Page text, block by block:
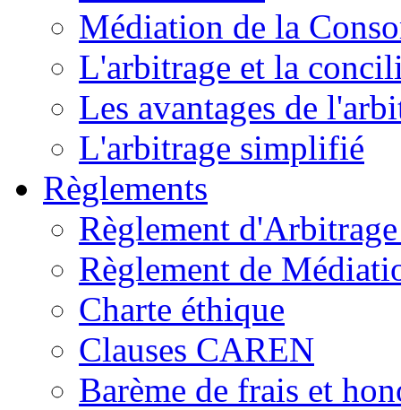
Médiation de la
L'arbitrage et la
Les avantages de
L'arbitrage simplifié
Règlements
Règlement
Règlement de
Charte éthique
Clauses CAREN
Barème de frais et